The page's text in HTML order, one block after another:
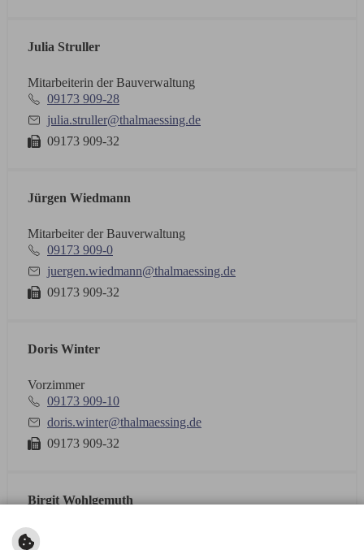
Julia Struller
Mitarbeiterin der Bauverwaltung
09173 909-28
julia.struller@thalmaessing.de
09173 909-32
Jürgen Wiedmann
Mitarbeiter der Bauverwaltung
09173 909-0
juergen.wiedmann@thalmaessing.de
09173 909-32
Doris Winter
Vorzimmer
09173 909-10
doris.winter@thalmaessing.de
09173 909-32
Birgit Wohlgemuth
Mitarbeiterin Bauverwaltung